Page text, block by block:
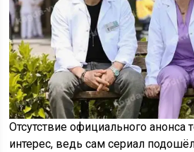
Отсутствие официального анонса
интерес, ведь сам сериал